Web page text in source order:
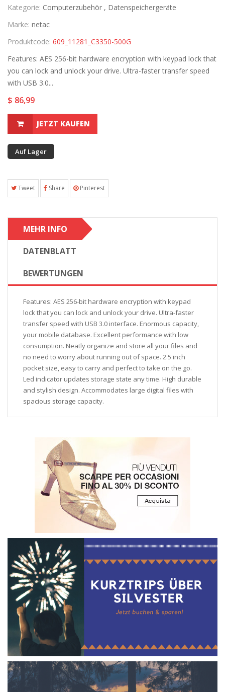
Kategorie: Computerzubehör , Datenspeichergeräte
Marke: netac
Produktcode: 609_11281_C3350-500G
Features: AES 256-bit hardware encryption with keypad lock that
you can lock and unlock your drive. Ultra-faster transfer speed
with USB 3.0...
$ 86,99
JETZT KAUFEN
Auf Lager
Tweet Share Pinterest
MEHR INFO
DATENBLATT
BEWERTUNGEN
Features: AES 256-bit hardware encryption with keypad
lock that you can lock and unlock your drive. Ultra-faster
transfer speed with USB 3.0 interface. Enormous capacity,
your mobile database. Excellent performance with low
consumption. Neatly organize and store all your files and
no need to worry about running out of space. 2.5 inch
pocket size, easy to carry and perfect to take on the go.
Led indicator updates storage state any time. High durable
and stylish design. Accommodates large digital files with
spacious storage capacity.